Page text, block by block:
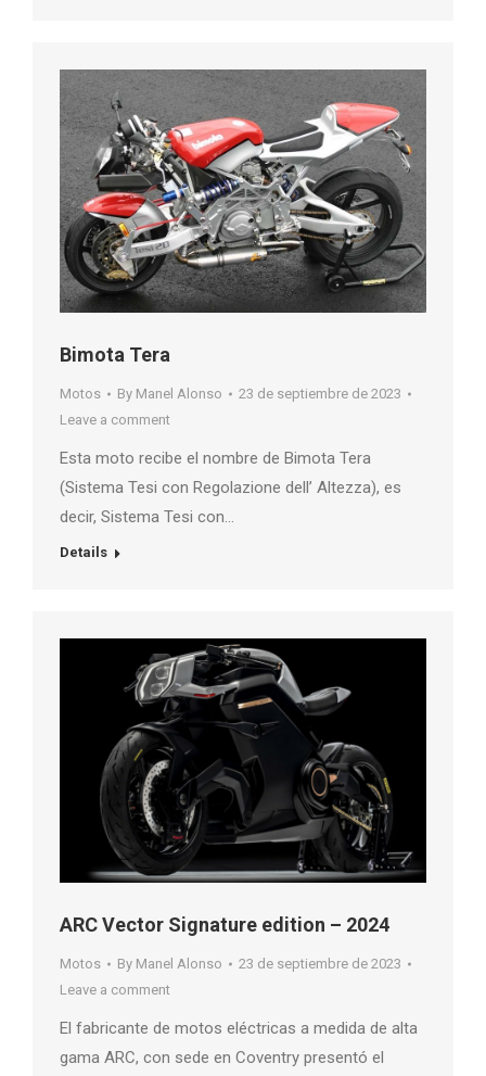
Bimota Tera
Motos By Manel Alonso
23 de septiembre de 2023
Leave a comment
Esta moto recibe el nombre de Bimota Tera
(Sistema Tesi con Regolazione dell’ Altezza), es
decir, Sistema Tesi con…
Details
ARC Vector Signature edition – 2024
Motos By Manel Alonso
23 de septiembre de 2023
Leave a comment
El fabricante de motos eléctricas a medida de alta
gama ARC, con sede en Coventry presentó el